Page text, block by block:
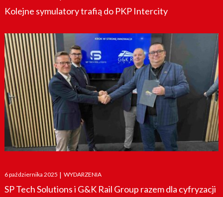
Kolejne symulatory trafią do PKP Intercity
Posted
on
6 października 2025 | WYDARZENIA
SP Tech Solutions i G&K Rail Group razem dla cyfryzacji